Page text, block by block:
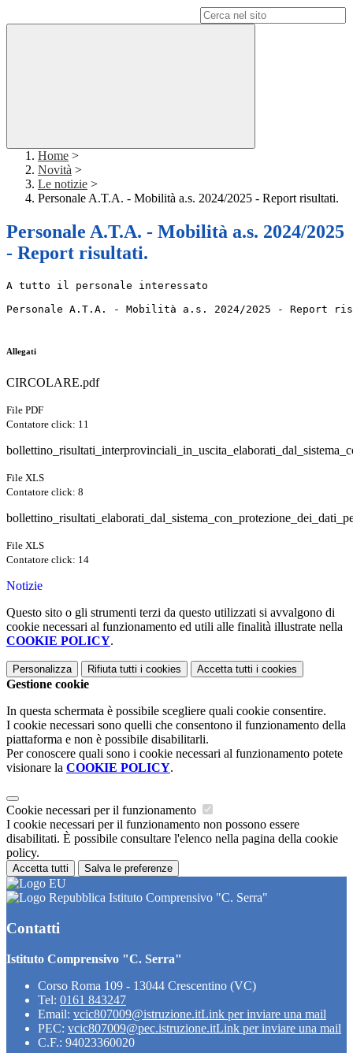
Home >
Novità >
Le notizie >
Personale A.T.A. - Mobilità a.s. 2024/2025 - Report risultati.
Personale A.T.A. - Mobilità a.s. 2024/2025
- Report risultati.
A tutto il personale interessato
Personale A.T.A. - Mobilità a.s. 2024/2025 - Report
Allegati
CIRCOLARE.pdf
File PDF
Contatore click: 11
File XLS
Contatore click: 8
File XLS
Contatore click: 14
Notizie
Questo sito o gli strumenti terzi da questo utilizzati si avvalgono di
cookie necessari al funzionamento ed utili alle finalità illustrate nella
COOKIE POLICY.
Personalizza Rifiuta tutti i cookies Accetta tutti i cookies
Gestione cookie
In questa schermata è possibile scegliere quali cookie consentire.
I cookie necessari sono quelli che consentono il funzionamento della
piattaforma e non è possibile disabilitarli.
Per conoscere quali sono i cookie necessari al funzionamento potete
visionare la COOKIE POLICY.
Cookie necessari per il funzionamento
I cookie necessari per il funzionamento non possono essere
disabilitati. È possibile consultare l'elenco nella pagina della cookie
policy.
Accetta tutti Salva le preferenze
Istituto Comprensivo "C. Serra"
Contatti
Istituto Comprensivo "C. Serra"
Corso Roma 109 - 13044 Crescentino (VC)
Tel: 0161 843247
Email: vcic807009@istruzione.itLink per inviare una mail
PEC: vcic807009@pec.istruzione.itLink per inviare una mail
C.F.: 94023360020